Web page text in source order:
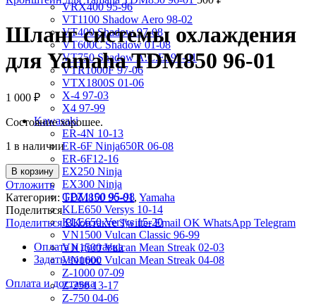
VRX400 95-96
VT1100 Shadow Aero 98-02
VT400 Shadow 97-08
VT600C Shadow 01-08
VT750 Shadow A.C.E. 97-01
VTR1000F 97-06
VTX1800S 01-06
X-4 97-03
X4 97-99
Kawasaki
ER-4N 10-13
ER-6F Ninja650R 06-08
ER-6F12-16
EX250 Ninja
EX300 Ninja
GPZ1100 95-98
KLE650 Versys 10-14
KLE650 Versys 15-20
VN1500 Vulcan Classic 96-99
VN1500 Vulcan Mean Streak 02-03
VN1600 Vulcan Mean Streak 04-08
Z-1000 07-09
Z-250 13-17
Z-750 04-06
Шланг системы охлаждения
для Yamaha TDM850 96-01
1 000 ₽
Состояние хорошее.
1 в наличии
В корзину
Отложить
Категории:TDM850 96-01, Yamaha
Поделиться
Поделиться ВКонтакте Twitter Email OK WhatsApp Telegram
Оплата и доставка
Задать вопрос
Оплата и доставка